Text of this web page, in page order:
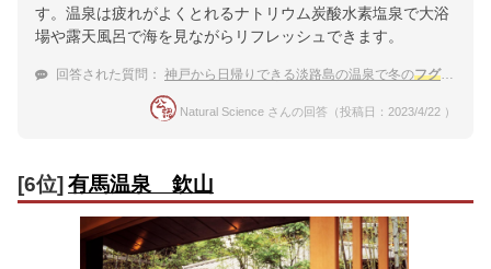
す。温泉は疲れがよくとれるナトリウム炭酸水素塩泉で大浴
場や露天風呂で海を見ながらリフレッシュできます。
回答された質問： 神戸から日帰りできる淡路島の温泉で冬のフグを食べ
Natural Science さんの回答（投稿日：2023/4/22 ）
[6位] 有馬温泉 欽山